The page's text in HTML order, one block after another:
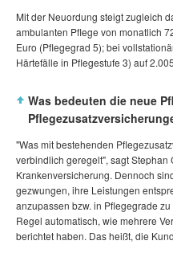
Mit der Neuordung steigt zugleich
ambulanten Pflege von monatlich
Euro (Pflegegrad 5); bei
Härtefälle in Pflegestufe 3) auf
Was bedeuten die neue
"Was mit bestehenden
verbindlich geregelt", sagt Stephan
Krankenversicherung. Dennoch
gezwungen, ihre Leistungen
anzupassen bzw. in Pflegegrade
Regel automatisch, wie mehrere
berichtet haben. Das heißt, die